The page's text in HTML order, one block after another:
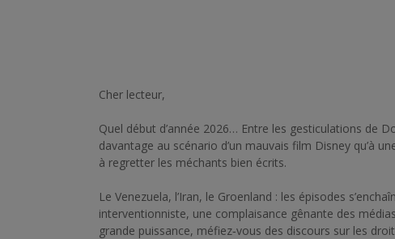
Cher lecteur,
Quel début d’année 2026… Entre les gesticulations de
davantage au scénario d’un mauvais film Disney qu’à
à regretter les méchants bien écrits.
Le Venezuela, l’Iran, le Groenland : les épisodes
interventionniste, une complaisance gênante des
grande puissance, méfiez‑vous des discours sur les